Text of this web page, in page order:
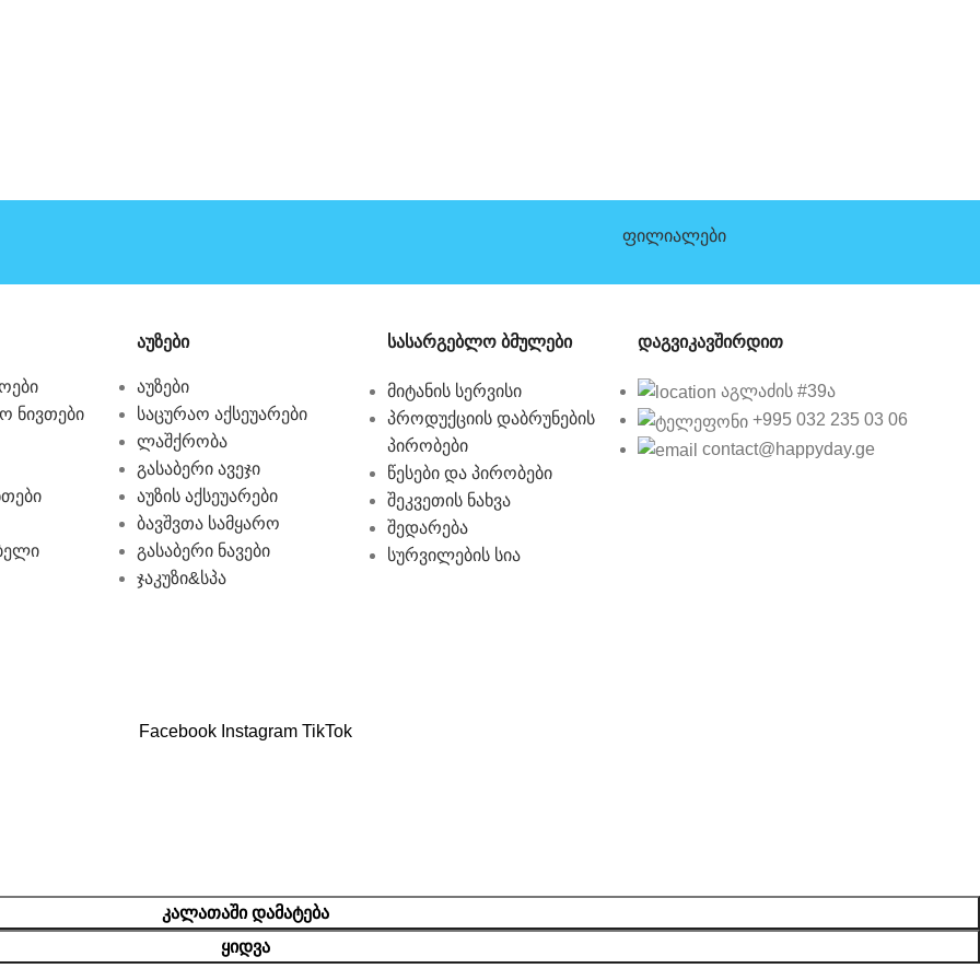
ფილიალები
ნივთები
აუზები
აუზები
საცურაო აქსეუარები
ლაშქრობა
გასაბერი ავეჯი
აუზის აქსეუარები
ბავშვთა სამყარო
გასაბერი ნავები
ჯაკუზი&სპა
სასარგებლო ბმულები
მიტანის სერვისი
პროდუქციის დაბრუნების
პირობები
წესები და პირობები
შეკვეთის ნახვა
შედარება
სურვილების სია
დაგვიკავშირდით
აგლაძის #39ა
+995 032 235 03 06
contact@happyday.ge
Facebook Instagram TikTok
ᲙᲐᲚᲐᲗᲐᲨᲘ ᲓᲐᲛᲐᲢᲔᲑᲐ
ᲧᲘᲓᲕᲐ